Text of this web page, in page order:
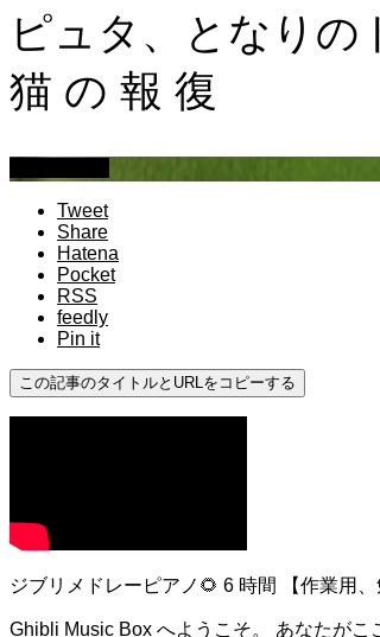
ピュタ、となりの
猫 の 報 復
Tweet
Share
Hatena
Pocket
RSS
feedly
Pin it
この記事のタイトルとURLをコピーする
ジブリメドレーピアノ🌻 6 時間 【作業用
Ghibli Music Box へようこそ。 あなたが